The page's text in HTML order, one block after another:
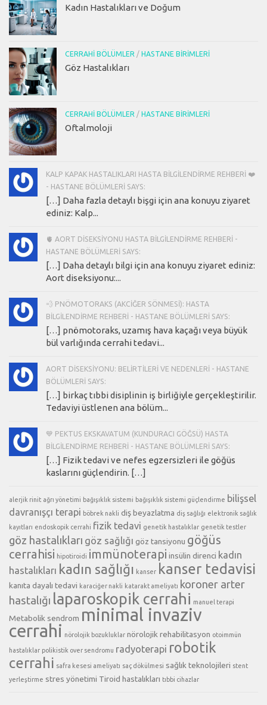
Kadın Hastalıkları ve Doğum
CERRAHI BÖLÜMLER / HASTANE BIRIMLERI
Göz Hastalıkları
CERRAHI BÖLÜMLER / HASTANE BIRIMLERI
Oftalmoloji
KALP KAPAK HASTALIKLARI HASTA BILGILENDIRME REHBERI ❤️
- HASTANE BÖLÜMLERI SAYS:
[…] Daha fazla detaylı bişgi için ana konuyu ziyaret
ediniz: Kalp...
🫀 AORT DISEKSIYONU HASTA BILGILENDIRME REHBERI -
HASTANE BÖLÜMLERI SAYS:
[…] Daha detaylı bilgi için ana konuyu ziyaret ediniz:
Aort diseksiyonu:...
💨 PNÖMOTORAKS (AKCIĞER SÖNMESI): HASTA
BILGILENDIRME REHBERI - HASTANE BÖLÜMLERI SAYS:
[…] pnömotoraks, uzamış hava kaçağı veya büyük
bül varlığında cerrahi tedavi...
AORT DISEKSIYONU: BELIRTILERI VE NEDENLERI - HASTANE
BÖLÜMLERI SAYS:
[…] birkaç tıbbi disiplinin iş birliğiyle gerçekleştirilir.
Tedaviyi üstlenen ana bölüm...
💙 PEKTUS EKSKAVATUM (KUNDURACI GÖĞSÜ) HASTA
BILGILENDIRME REHBERI - HASTANE BÖLÜMLERI SAYS:
[…] Fizik tedavi ve nefes egzersizleri ile göğüs
kaslarını güçlendirin. […]
alerjik rinit ağrı yönetimi bağışıklık sistemi bağışıklık sistemi güçlendirme bilişsel
davranışçı terapi böbrek nakli diş beyazlatma diş sağlığı elektronik sağlık
kayıtları endoskopik cerrahi fizik tedavi genetik hastalıklar genetik testler
göz hastalıkları göz sağlığı göz tansiyonu göğüs
cerrahisi hipotiroidi immünoterapi insülin direnci kadın
hastalıkları kadın sağlığı kanser kanser tedavisi
kanıta dayalı tedavi karaciğer nakli katarakt ameliyatı koroner arter
hastalığı laparoskopik cerrahi manuel terapi
Metabolik sendrom minimal invaziv
cerrahi nörolojik bozukluklar nörolojik rehabilitasyon otoimmün
hastalıklar polikistik over sendromu radyoterapi robotik
cerrahi safra kesesi ameliyatı saç dökülmesi sağlık teknolojileri stent
yerleştirme stres yönetimi Tiroid hastalıkları tıbbi cihazlar